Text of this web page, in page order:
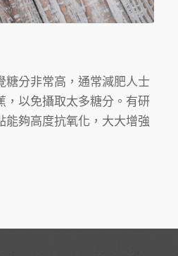
糖分非常高，通常減肥人士
，以免攝取太多糖分。有研
能夠高度抗氧化，大大增強